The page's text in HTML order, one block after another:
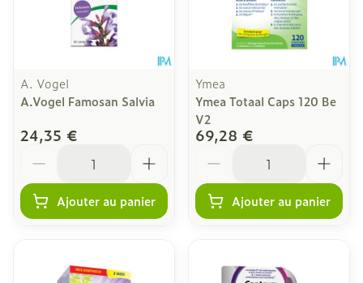
A. Vogel
A.Vogel Famosan Salvia
24,35 €
Ajouter au panier
Ymea
Ymea Totaal Caps 120 Be
V2
69,28 €
Ajouter au panier